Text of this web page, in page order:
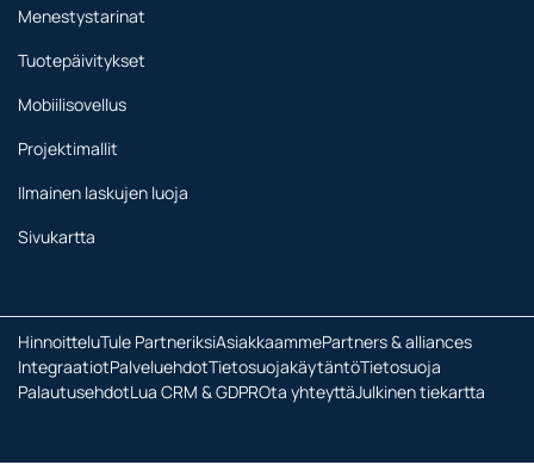
Menestystarinat
Tuotepäivitykset
Mobiilisovellus
Projektimallit
Ilmainen laskujen luoja
Sivukartta
HinnoitteluTule PartneriksiAsiakkaammePartners & alliances
IntegraatiotPalveluehdotTietosuojakäytäntöTietosuoja
PalautusehdotLua CRM & GDPROta yhteyttäJulkinen tiekartta